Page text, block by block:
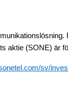
aktie (SONE)
sv/